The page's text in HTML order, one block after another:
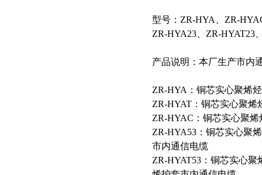
型号：ZR-HYA、ZR-
ZR-HYA23、ZR-HYAT23
产品说明：本厂生产市内
ZR-HYA：铜芯实心聚烯
ZR-HYAT：铜芯实心聚
ZR-HYAC：铜芯实心聚
ZR-HYA53：铜芯实心聚
市内通信电缆
ZR-HYAT53：铜芯实心